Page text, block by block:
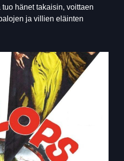
hänet takaisin, voittaen
ja villien eläinten